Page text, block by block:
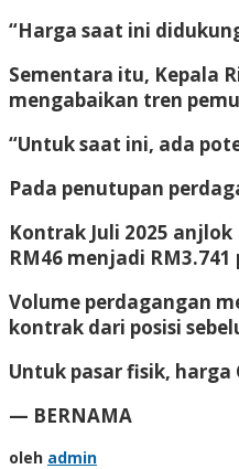
“Harga saat ini
Sementara itu, Kepala
mengabaikan tren
“Untuk saat ini, ada
Pada penutupan
Kontrak Juli 2025 anjlok
RM46 menjadi
Volume perdagangan
kontrak dari posisi
Untuk pasar fisik,
— BERNAMA
oleh admin